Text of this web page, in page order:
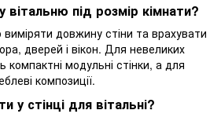
вітальню під розмір кімнати?
довжину стіни та врахувати
дверей і вікон. Для невеликих
модульні стінки, а для
композиції.
у стінці для вітальні?